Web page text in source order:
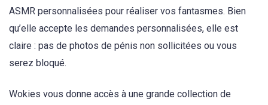
ASMR personnalisées pour réaliser vos fantasmes. Bien
qu’elle accepte les demandes personnalisées, elle est
claire : pas de photos de pénis non sollicitées ou vous
serez bloqué.
Wokies vous donne accès à une grande collection de